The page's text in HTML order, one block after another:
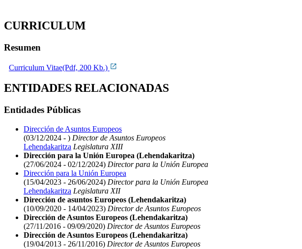
CURRICULUM
Resumen
Curriculum Vitae(Pdf, 200 Kb.)
ENTIDADES RELACIONADAS
Entidades Públicas
Dirección de Asuntos Europeos
(03/12/2024 - ) Director de Asuntos Europeos
Lehendakaritza Legislatura XIII
Dirección para la Unión Europea (Lehendakaritza)
(27/06/2024 - 02/12/2024) Director para la Unión Europea
Dirección para la Unión Europea
(15/04/2023 - 26/06/2024) Director para la Unión Europea
Lehendakaritza Legislatura XII
Dirección de asuntos Europeos (Lehendakaritza)
(10/09/2020 - 14/04/2023) Director de Asuntos Europeos
Dirección de Asuntos Europeos (Lehendakaritza)
(27/11/2016 - 09/09/2020) Director de Asuntos Europeos
Dirección de Asuntos Europeos (Lehendakaritza)
(19/04/2013 - 26/11/2016) Director de Asuntos Europeos